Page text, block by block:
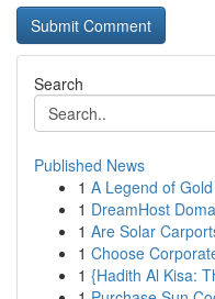
Search
Published News
1 A Legend of
1 DreamHost
1 Are Solar
1 Choose
1 {Hadith Al Kisa: